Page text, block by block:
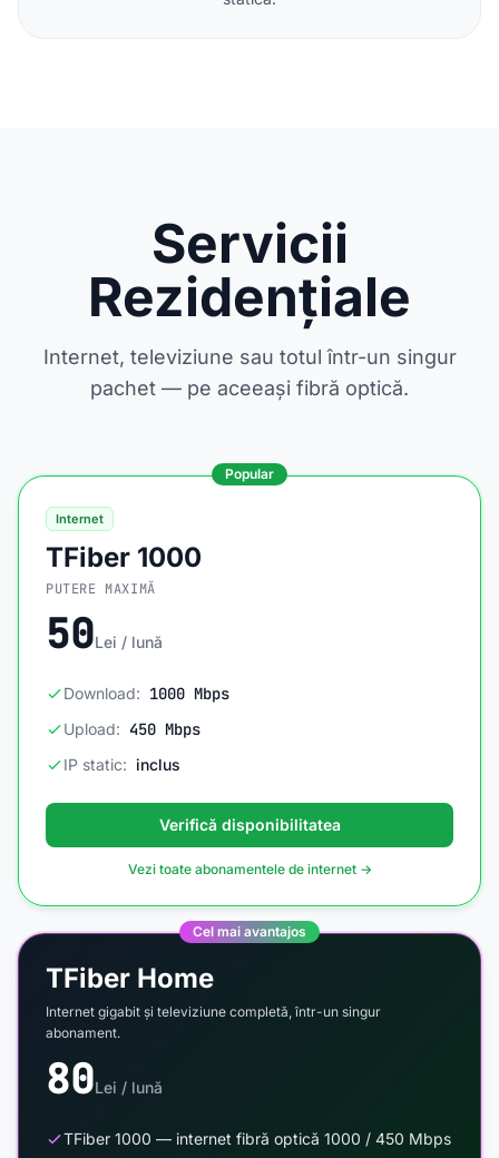
Servicii
Rezidențiale
Internet, televiziune sau totul într-un singur
pachet — pe aceeași fibră optică.
Popular
Internet
TFiber 1000
PUTERE MAXIMĂ
50Lei / lună
Download: 1000 Mbps
Upload: 450 Mbps
IP static: inclus
Verifică disponibilitatea
Vezi toate abonamentele de internet →
Cel mai avantajos
TFiber Home
Internet gigabit și televiziune completă, într-un singur
abonament.
80Lei / lună
TFiber 1000 — internet fibră optică 1000 / 450 Mbps